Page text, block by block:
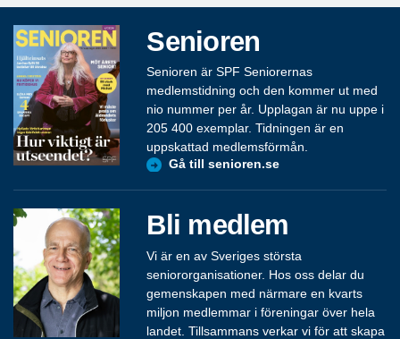
Senioren
Senioren är SPF Seniorernas
medlemstidning och den kommer ut med
nio nummer per år. Upplagan är nu uppe i
205 400 exemplar. Tidningen är en
uppskattad medlemsförmån.
Gå till senioren.se
Bli medlem
Vi är en av Sveriges största
seniororganisationer. Hos oss delar du
gemenskapen med närmare en kvarts
miljon medlemmar i föreningar över hela
landet. Tillsammans verkar vi för att skapa